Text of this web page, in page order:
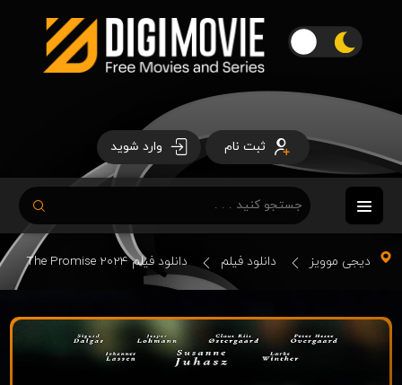
ثبت نام وارد شوید
دیجی موویز دانلود فیلم دانلود فیلم The Promise 2024